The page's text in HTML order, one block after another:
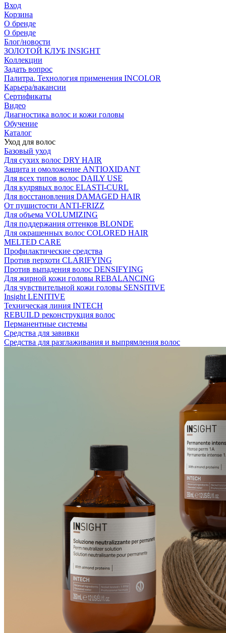
Вход
Корзина
О бренде
О бренде
Блог/новости
ЗОЛОТОЙ КЛУБ INSIGHT
Коллекции
Задать вопрос
Палитра. Технология применения INCOLOR
Карьера/вакансии
Сертификаты
Видео
Диагностика волос и кожи головы
Обучение
Каталог
Уход для волос
Базовый уход
Для сухих волос DRY HAIR
Защита и омоложение ANTIOXIDANT
Для всех типов волос DAILY USE
Для кудрявых волос ELASTI-CURL
Для восстановления DAMAGED HAIR
От пушистости ANTI-FRIZZ
Для объема VOLUMIZING
Для поддержания оттенков BLONDE
Для окрашенных волос COLORED HAIR
MELTED CARE
Профилактические средства
Против перхоти CLARIFYING
Против выпадения волос DENSIFYING
Для жирной кожи головы REBALANCING
Для чувствительной кожи головы SENSITIVE
Insight LENITIVE
Техническая линия INTECH
REBUILD реконструкция волос
Перманентные системы
Средства для завивки
Средства для разглаживания и выпрямления волос